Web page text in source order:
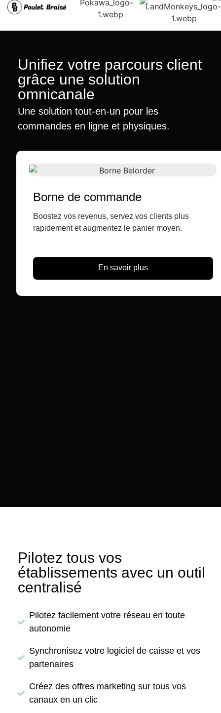
Unifiez votre parcours client
grâce une solution
omnicanale
Une solution tout-en-un pour les
commandes en ligne et physiques.
Borne de commande
Boostez vos revenus, servez vos clients plus
rapidement et augmentez le panier moyen.
En savoir plus
Pilotez tous vos
établissements avec un outil
centralisé
Pilotez facilement votre réseau en toute
autonomie
Synchronisez votre logiciel de caisse et vos
partenaires
Créez des offres marketing sur tous vos
canaux en un clic